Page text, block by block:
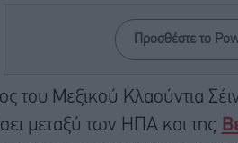
Προσθέστε το
του Μεξικού Κλαούντια
μεταξύ των ΗΠΑ και της